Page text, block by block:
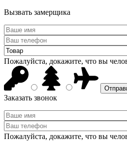
Вызвать замерщика
Пожалуйста, докажите, что вы
Заказать звонок
Пожалуйста, докажите, что вы